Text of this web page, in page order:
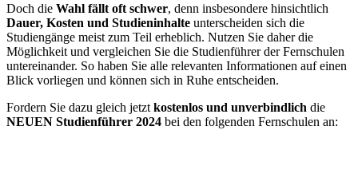
Doch die Wahl fällt oft schwer, denn insbesondere hinsichtlich
Dauer, Kosten und Studieninhalte unterscheiden sich die
Studiengänge meist zum Teil erheblich. Nutzen Sie daher die
Möglichkeit und vergleichen Sie die Studienführer der Fernschulen
untereinander. So haben Sie alle relevanten Informationen auf einen
Blick vorliegen und können sich in Ruhe entscheiden.
Fordern Sie dazu gleich jetzt kostenlos und unverbindlich die
NEUEN Studienführer 2024 bei den folgenden Fernschulen an: